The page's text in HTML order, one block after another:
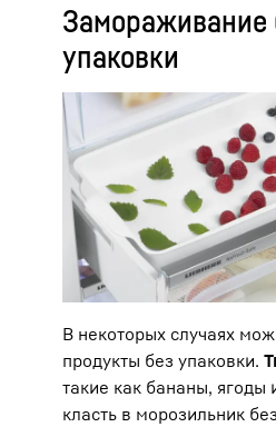
Замораживание
упаковки
В некоторых случаях
продукты без упаковки.
такие как бананы,
класть в морозильник